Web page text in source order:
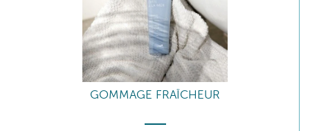
GOMMAGE FRAÎCHEUR